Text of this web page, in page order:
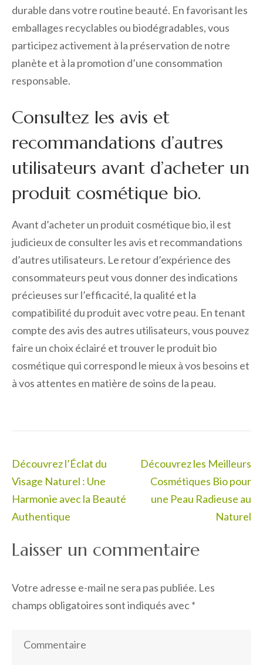
durable dans votre routine beauté. En favorisant les
emballages recyclables ou biodégradables, vous
participez activement à la préservation de notre
planète et à la promotion d’une consommation
responsable.
Consultez les avis et
recommandations d’autres
utilisateurs avant d’acheter un
produit cosmétique bio.
Avant d’acheter un produit cosmétique bio, il est
judicieux de consulter les avis et recommandations
d’autres utilisateurs. Le retour d’expérience des
consommateurs peut vous donner des indications
précieuses sur l’efficacité, la qualité et la
compatibilité du produit avec votre peau. En tenant
compte des avis des autres utilisateurs, vous pouvez
faire un choix éclairé et trouver le produit bio
cosmétique qui correspond le mieux à vos besoins et
à vos attentes en matière de soins de la peau.
Navigation
de
l’article
Découvrez l’Éclat du
Visage Naturel : Une
Harmonie avec la Beauté
Authentique
Découvrez les Meilleurs
Cosmétiques Bio pour
une Peau Radieuse au
Naturel
Laisser un commentaire
Votre adresse e-mail ne sera pas publiée. Les
champs obligatoires sont indiqués avec*